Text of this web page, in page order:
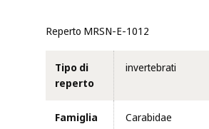
Reperto MRSN-E-1012
Tipo di
reperto
invertebrati
Famiglia Carabidae